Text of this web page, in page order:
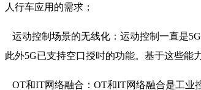
人行车应用的需求；
运动控制场景的无线化：运动控制一直是
此外5G已支持空口授时的功能。基于这些能
OT和IT网络融合：OT和IT网络融合是工业